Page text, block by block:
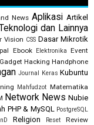
News Aplikasi Artikel
dan Lainnya
Vision CSS Dasar Mikrotik
Ebook Elektronika Event
Gadget Hacking Handphone
Journal Keras Kubuntu
Mahfudzot Matematika
Network News Nubie
PHP & MySQL PostgreSQL
Religion Reset
Review